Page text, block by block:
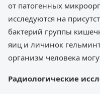
от патогенных
исследуются на
бактерий группы
яиц и личинок
организм человека
Радиологические